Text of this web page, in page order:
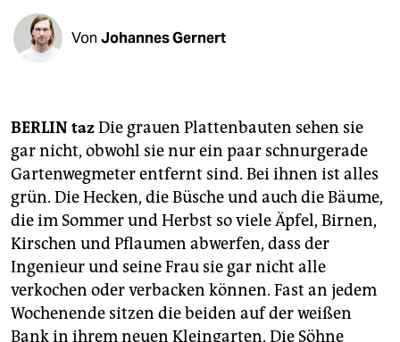
shop
fragen & hilfe
abo
genossenschaft
epaper login
Von Johannes Gernert
BERLIN taz Die grauen Plattenbauten sehen sie
gar nicht, obwohl sie nur ein paar schnurgerade
Gartenwegmeter entfernt sind. Bei ihnen ist alles
grün. Die Hecken, die Büsche und auch die Bäume,
die im Sommer und Herbst so viele Äpfel, Birnen,
Kirschen und Pflaumen abwerfen, dass der
Ingenieur und seine Frau sie gar nicht alle
verkochen oder verbacken können. Fast an jedem
Wochenende sitzen die beiden auf der weißen
Bank in ihrem neuen Kleingarten. Die Söhne